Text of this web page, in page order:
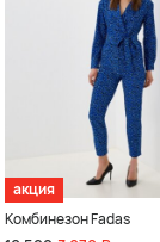
акция
Комбинезон Fadas